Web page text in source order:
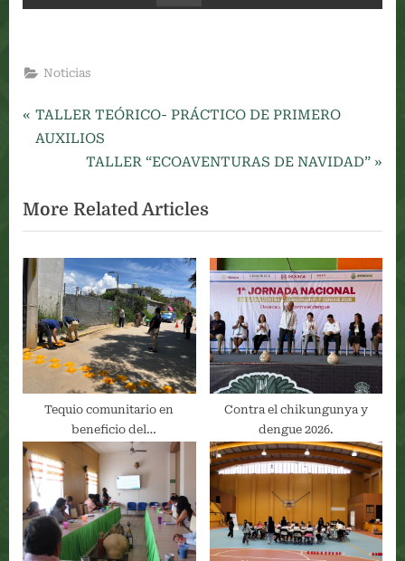
Noticias
Navegación
P
r
i
o
u
s
P
o
s
:
TALLER TEÓRICO- PRÁCTICO DE PRIMERO
AUXILIOS
N
x
t
P
o
s
t
TALLER “ECOAVENTURAS DE NAVIDAD”
More Related Articles
Tequio comunitario en
beneficio del
Fraccionamiento Los
Fresnos.
Contra el chikungunya y
dengue 2026.